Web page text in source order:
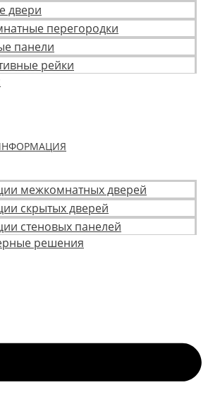
двери
перегородки
панели
рейки
межкомнатных дверей
скрытых дверей
стеновых панелей
решения